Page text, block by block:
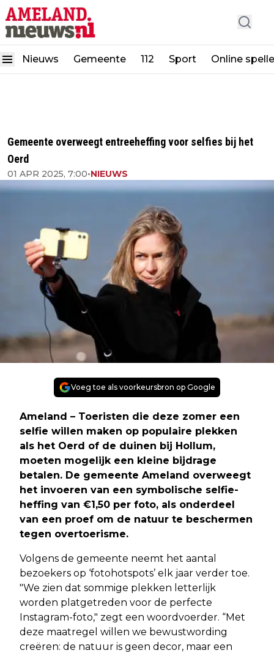
Nieuws Gemeente 112 Sport Online
Gemeente overweegt entreeheffing voor selfies bij het
Oerd
01 APR 2025, 7:00•NIEUWS
Voeg toe als voorkeursbron op Google
Ameland – Toeristen die deze zomer een
selfie willen maken op populaire plekken
als het Oerd of de duinen bij Hollum,
moeten mogelijk een kleine bijdrage
betalen. De gemeente Ameland overweegt
het invoeren van een symbolische selfie-
heffing van €1,50 per foto, als onderdeel
van een proef om de natuur te beschermen
tegen overtoerisme.
Volgens de gemeente neemt het aantal
bezoekers op ‘fotohotspots’ elk jaar verder toe.
"We zien dat sommige plekken letterlijk
worden platgetreden voor de perfecte
Instagram-foto," zegt een woordvoerder. “Met
deze maatregel willen we bewustwording
creëren: de natuur is geen decor, maar een